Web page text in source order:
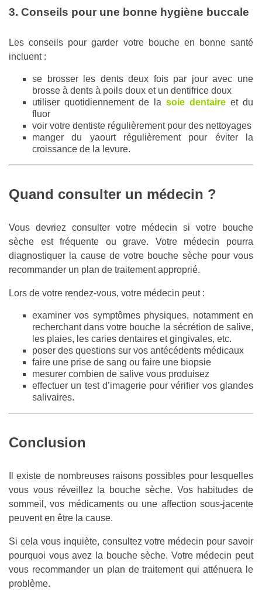
3. Conseils pour une bonne hygiène buccale
Les conseils pour garder votre bouche en bonne santé
incluent :
se brosser les dents deux fois par jour avec une
brosse à dents à poils doux et un dentifrice doux
utiliser quotidiennement de la soie dentaire et du
fluor
voir votre dentiste régulièrement pour des nettoyages
manger du yaourt régulièrement pour éviter la
croissance de la levure.
Quand consulter un médecin ?
Vous devriez consulter votre médecin si votre bouche
sèche est fréquente ou grave. Votre médecin pourra
diagnostiquer la cause de votre bouche sèche pour vous
recommander un plan de traitement approprié.
Lors de votre rendez-vous, votre médecin peut :
examiner vos symptômes physiques, notamment en
recherchant dans votre bouche la sécrétion de salive,
les plaies, les caries dentaires et gingivales, etc.
poser des questions sur vos antécédents médicaux
faire une prise de sang ou faire une biopsie
mesurer combien de salive vous produisez
effectuer un test d’imagerie pour vérifier vos glandes
salivaires.
Conclusion
Il existe de nombreuses raisons possibles pour lesquelles
vous vous réveillez la bouche sèche. Vos habitudes de
sommeil, vos médicaments ou une affection sous-jacente
peuvent en être la cause.
Si cela vous inquiète, consultez votre médecin pour savoir
pourquoi vous avez la bouche sèche. Votre médecin peut
vous recommander un plan de traitement qui atténuera le
problème.